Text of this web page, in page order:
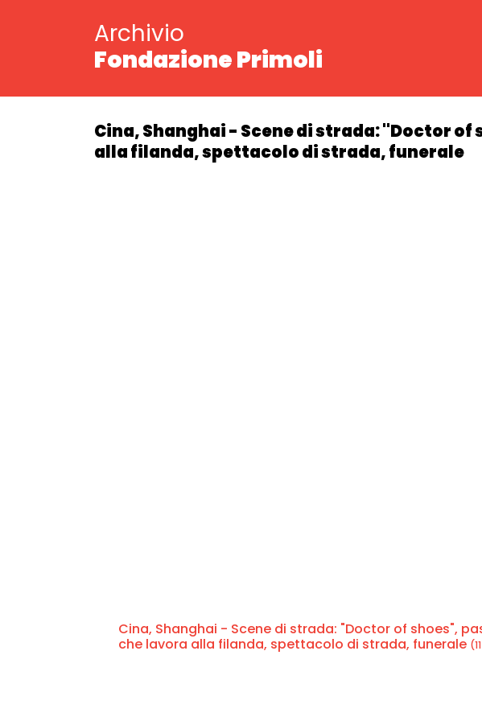
Archivio
Fondazione Primoli
Cina, Shanghai - Scene di strada: "Doctor
alla filanda, spettacolo di strada, funerale
Cina, Shanghai - Scene di strada: "Doctor of shoes",
che lavora alla filanda, spettacolo di strada, funerale